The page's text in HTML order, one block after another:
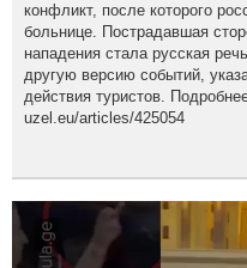
конфликт, после которого
больнице. Пострадавшая
нападения стала русская
другую версию событий,
действия туристов.
uzel.eu/articles/425054